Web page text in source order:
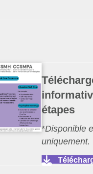
étapes
*Disponible
uniquement.